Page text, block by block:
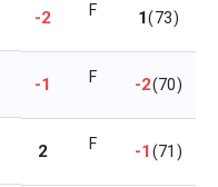
-2 F 1(73)
-1 F -2(70)
2 F -1(71)